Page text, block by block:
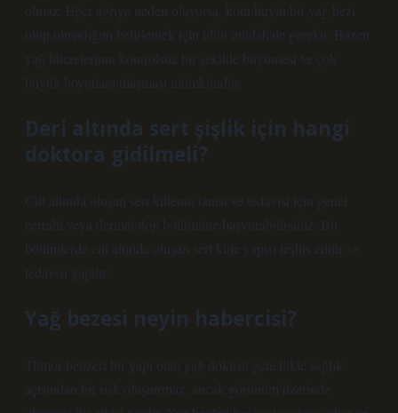
olmaz. Eğer ağrıya neden oluyorsa, kötü huylu bir yağ bezi
olup olmadığını belirlemek için tıbbi müdahale gerekir. Bazen
yağ hücrelerinin kontrolsüz bir şekilde büyümesi ve çok
büyük boyutlara ulaşması mümkündür.
Deri altında sert şişlik için hangi
doktora gidilmeli?
Cilt altında oluşan sert kitlenin tanısı ve tedavisi için genel
cerrahi veya dermatoloji bölümüne başvurabilirsiniz. Bu
bölümlerde cilt altında oluşan sert kitle yapısı teşhis edilir ve
tedavisi yapılır.
Yağ bezesi neyin habercisi?
Tümör benzeri bir yapı olan yağ dokusu genellikle sağlık
açısından bir risk oluşturmaz, ancak görünüm üzerinde